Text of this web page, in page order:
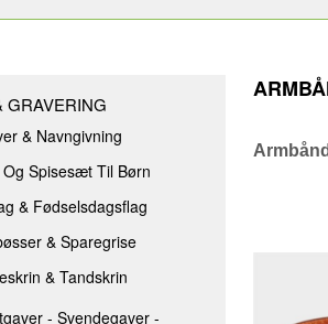
DÅBSGAVER &
VALENTINESGAVER
BRYLLUPSGAVER
KONFIRMATIONSGAVER
GRAVERING
& Navngivning
Og Spisesæt Til Børn
& Fødselsdagsflag
& Sparegrise
& Tandskrin
- Svendegaver -